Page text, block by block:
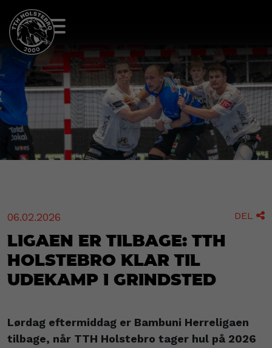
06.02.2026 DEL 
Ligaen er tilbage: TTH
Holstebro klar til
udekamp i Grindsted
Lørdag eftermiddag er Bambuni Herreligaen
tilbage, når TTH Holstebro tager hul på 2026